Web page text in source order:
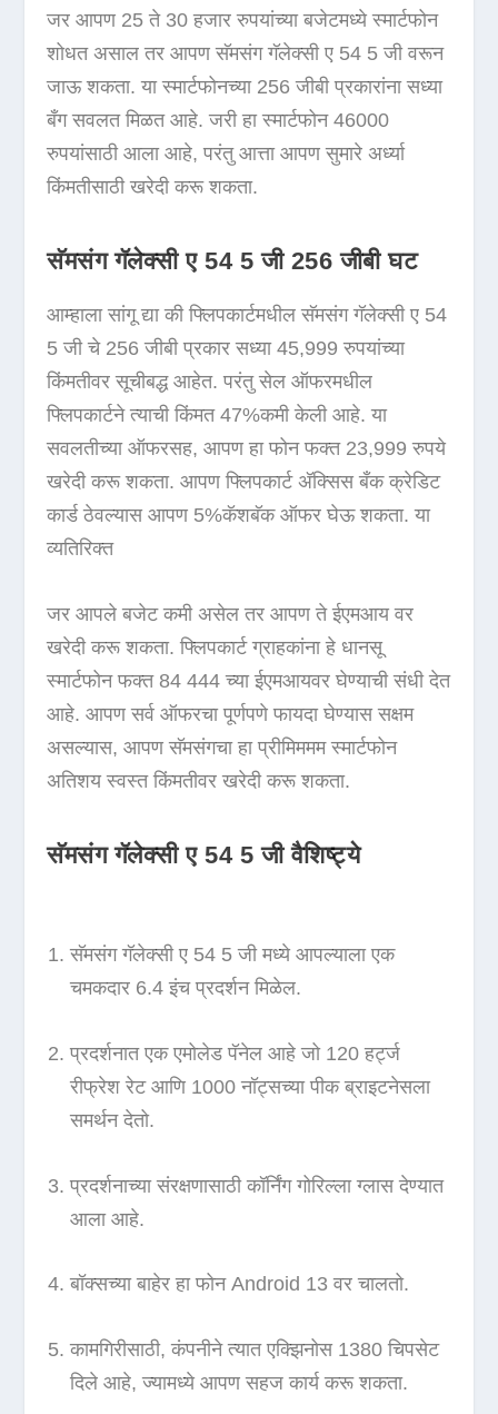
जर आपण 25 ते 30 हजार रुपयांच्या बजेटमध्ये स्मार्टफोन
शोधत असाल तर आपण सॅमसंग गॅलेक्सी ए 54 5 जी वरून
जाऊ शकता. या स्मार्टफोनच्या 256 जीबी प्रकारांना सध्या
बँग सवलत मिळत आहे. जरी हा स्मार्टफोन 46000
रुपयांसाठी आला आहे, परंतु आत्ता आपण सुमारे अर्ध्या
किंमतीसाठी खरेदी करू शकता.
सॅमसंग गॅलेक्सी ए 54 5 जी 256 जीबी घट
आम्हाला सांगू द्या की फ्लिपकार्टमधील सॅमसंग गॅलेक्सी ए 54
5 जी चे 256 जीबी प्रकार सध्या 45,999 रुपयांच्या
किंमतीवर सूचीबद्ध आहेत. परंतु सेल ऑफरमधील
फ्लिपकार्टने त्याची किंमत 47%कमी केली आहे. या
सवलतीच्या ऑफरसह, आपण हा फोन फक्त 23,999 रुपये
खरेदी करू शकता. आपण फ्लिपकार्ट अ‍ॅक्सिस बँक क्रेडिट
कार्ड ठेवल्यास आपण 5%कॅशबॅक ऑफर घेऊ शकता. या
व्यतिरिक्त
जर आपले बजेट कमी असेल तर आपण ते ईएमआय वर
खरेदी करू शकता. फ्लिपकार्ट ग्राहकांना हे धानसू
स्मार्टफोन फक्त 84 444 च्या ईएमआयवर घेण्याची संधी देत
​​आहे. आपण सर्व ऑफरचा पूर्णपणे फायदा घेण्यास सक्षम
असल्यास, आपण सॅमसंगचा हा प्रीमिममम स्मार्टफोन
अतिशय स्वस्त किंमतीवर खरेदी करू शकता.
सॅमसंग गॅलेक्सी ए 54 5 जी वैशिष्ट्ये
सॅमसंग गॅलेक्सी ए 54 5 जी मध्ये आपल्याला एक
चमकदार 6.4 इंच प्रदर्शन मिळेल.
प्रदर्शनात एक एमोलेड पॅनेल आहे जो 120 हर्ट्ज
रीफ्रेश रेट आणि 1000 नॉट्सच्या पीक ब्राइटनेसला
समर्थन देतो.
प्रदर्शनाच्या संरक्षणासाठी कॉर्निंग गोरिल्ला ग्लास देण्यात
आला आहे.
बॉक्सच्या बाहेर हा फोन Android 13 वर चालतो.
कामगिरीसाठी, कंपनीने त्यात एक्झिनोस 1380 चिपसेट
दिले आहे, ज्यामध्ये आपण सहज कार्य करू शकता.